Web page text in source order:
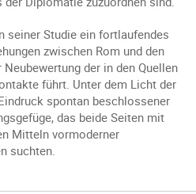
seiner Studie ein fortlaufendes
zwischen Rom und den
der in den Quellen
führt. Unter dem Licht der
spontan beschlossener
das beide Seiten mit
Mitteln vormoderner
suchten.